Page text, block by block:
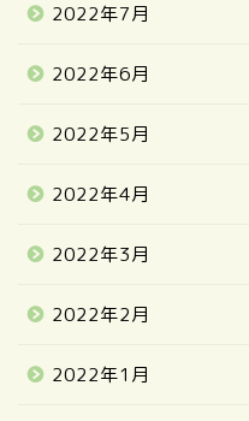
2022年7月
2022年6月
2022年5月
2022年4月
2022年3月
2022年2月
2022年1月